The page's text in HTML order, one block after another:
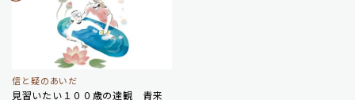
信と疑のあいだ
見習いたい１００歳の達観 青来